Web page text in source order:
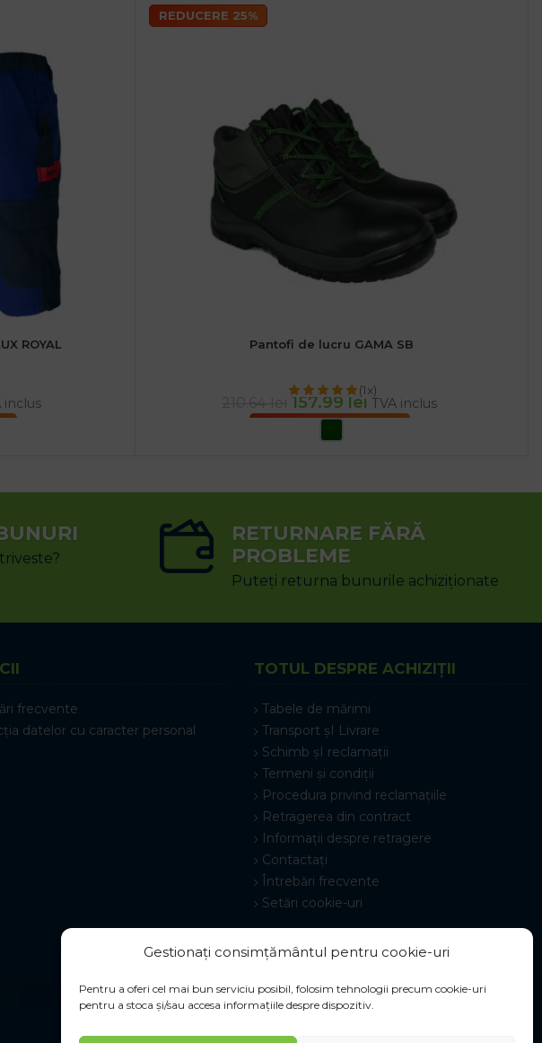
Gestionați consimțământul pentru cookie-uri
Pentru a oferi cel mai bun serviciu posibil, folosim tehnologii precum cookie-uri
pentru a stoca și/sau accesa informațiile despre dispozitiv.
ROYAL
inclus
REDUCERE 25%
Pantofi de lucru GAMA SB
(1x)
157.99 lei TVA inclus
RETURNARE FĂRĂ
PROBLEME
Puteți returna bunurile achiziționate
frecvente
datelor cu caracter personal
TOTUL DESPRE ACHIZIȚII
Tabele de mărimi
Transport șI Livrare
Schimb șI reclamații
Termeni și condiții
Procedura privind reclamațiile
Retragerea din contract
Informații despre retragere
Contactați
Întrebări frecvente
Setări cookie-uri